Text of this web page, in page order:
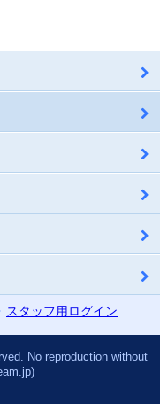
スタッフ用ログイン
No reproduction without